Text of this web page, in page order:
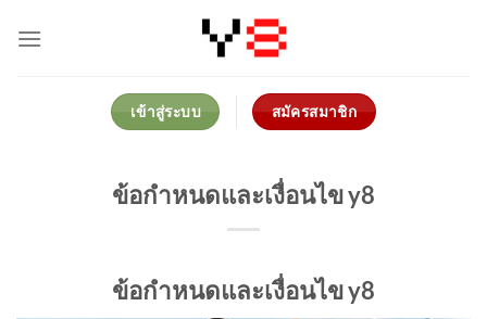
เข้าสู่ระบบ สมัครสมาชิก
ข้อกำหนดและเงื่อนไข y8
ข้อกำหนดและเงื่อนไข y8